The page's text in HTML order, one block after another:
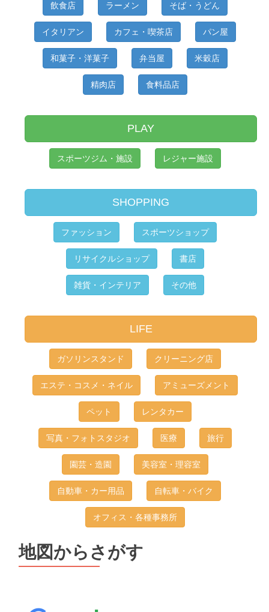
飲食店 ラーメン そば・うどん
イタリアン カフェ・喫茶店 パン屋
和菓子・洋菓子 弁当屋 米穀店
精肉店 食料品店
PLAY
スポーツジム・施設 レジャー施設
SHOPPING
ファッション スポーツショップ
リサイクルショップ 書店
雑貨・インテリア その他
LIFE
ガソリンスタンド クリーニング店
エステ・コスメ・ネイル アミューズメント
ペット レンタカー
写真・フォトスタジオ 医療 旅行
園芸・造園 美容室・理容室
自動車・カー用品 自転車・バイク
オフィス・各種事務所
地図からさがす